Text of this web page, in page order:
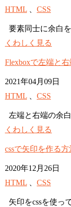
HTML
CSS
要素同士に余白
くわしく見る
Flexboxで左端と
2021年04月09日
HTML
CSS
左端と右端の余
くわしく見る
cssで矢印を作る方
2020年12月26日
HTML
CSS
矢印をcssを使っ